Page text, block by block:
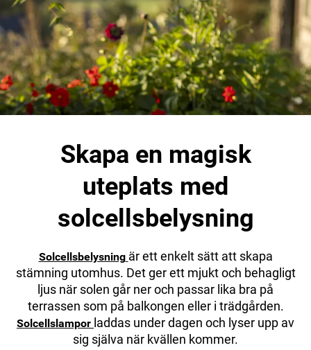
Skapa en magisk
uteplats med
solcellsbelysning
Solcellsbelysning är ett enkelt sätt att skapa
stämning utomhus. Det ger ett mjukt och behagligt
ljus när solen går ner och passar lika bra på
terrassen som på balkongen eller i trädgården.
Solcellslampor laddas under dagen och lyser upp av
sig själva när kvällen kommer.